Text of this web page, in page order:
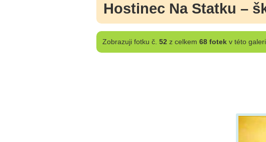
Hostinec Na Statku –
Zobrazujifotku č. 52 z celkem 68 fotekv této